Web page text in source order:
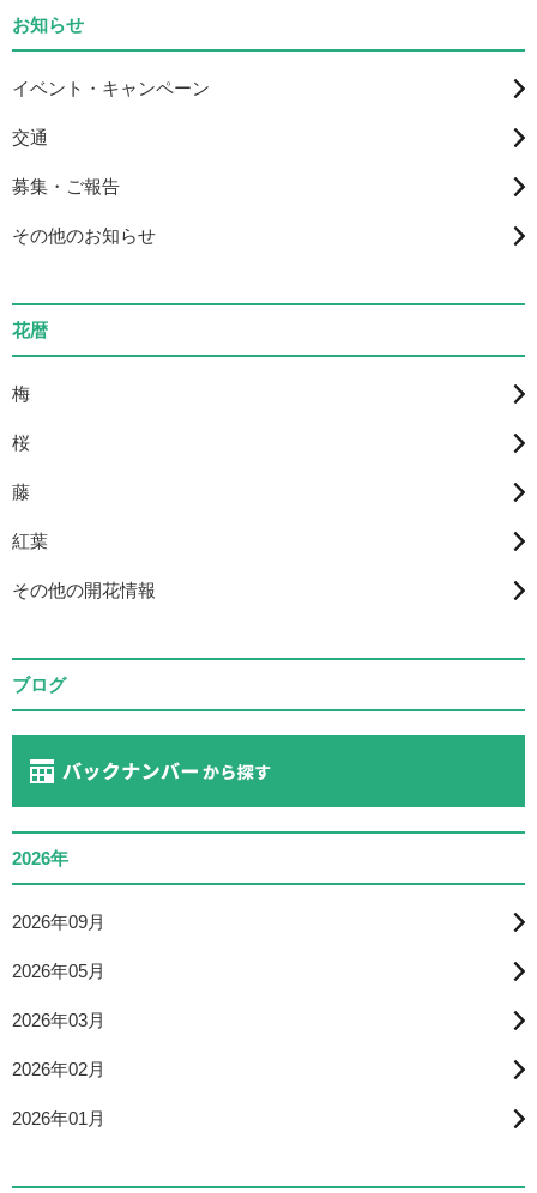
お知らせ
イベント・キャンペーン
交通
募集・ご報告
その他のお知らせ
花暦
梅
桜
藤
紅葉
その他の開花情報
ブログ
2026年
2026年09月
2026年05月
2026年03月
2026年02月
2026年01月